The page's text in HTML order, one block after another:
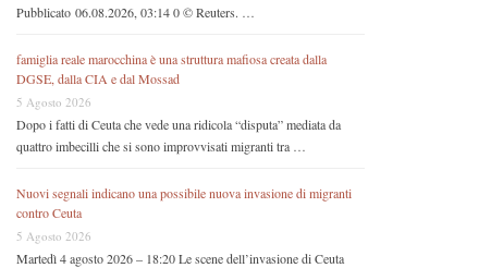
Pubblicato 06.08.2026, 03:14 0 © Reuters. …
famiglia reale marocchina è una struttura mafiosa creata dalla
DGSE, dalla CIA e dal Mossad
5 Agosto 2026
Dopo i fatti di Ceuta che vede una ridicola “disputa” mediata da
quattro imbecilli che si sono improvvisati migranti tra …
Nuovi segnali indicano una possibile nuova invasione di migranti
contro Ceuta
5 Agosto 2026
Martedì 4 agosto 2026 – 18:20 Le scene dell’invasione di Ceuta